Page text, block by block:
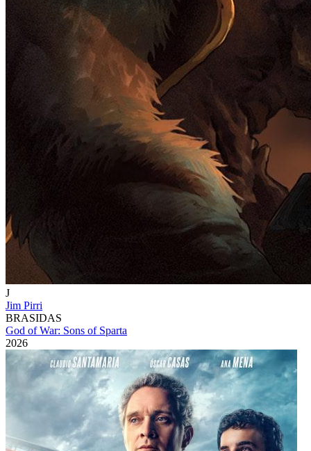
J
Jim Pirri
BRASIDAS
God of War: Sons of Sparta
2026